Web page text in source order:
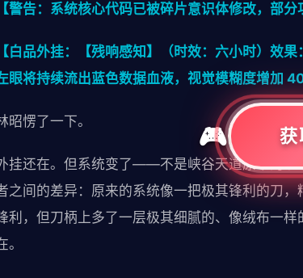
【警告：系统核心代码已被碎片意识体修改，部分
【白品外挂：【残响感知】（时效：六小时）效
眼将持续流出蓝色数据血液，视觉模糊度增加
昭愣了一下。
挂还在。但系统变了——不是峡谷天道原本的系
之间的差异：原来的系统像一把极其锋利的刀
利，但刀柄上多了一层极其细腻的、像绒布一
。
获